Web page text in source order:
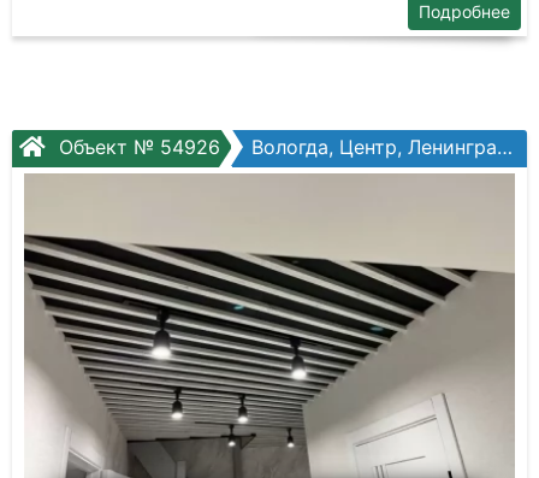
Подробнее
Объект № 54926 Вологда, Центр, Ленинградская ул, №40а